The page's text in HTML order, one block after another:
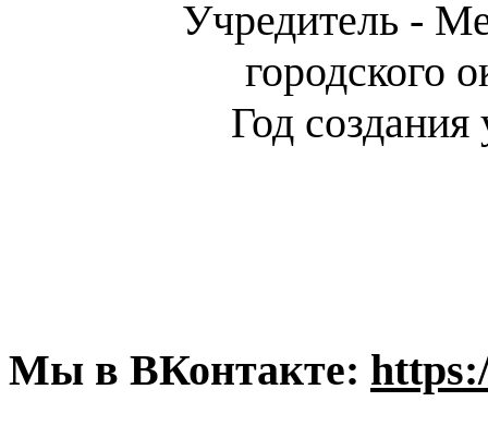
Учредитель -
городского
Год
Мы в ВКонтакте: